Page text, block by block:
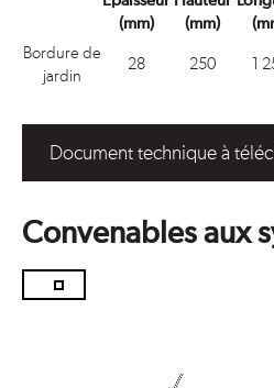
(mm)
(mm)
Bordure de
jardin
28 250 1
Document technique à
Convenables aux